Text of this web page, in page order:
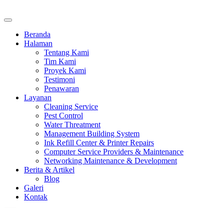
Beranda
Halaman
Tentang Kami
Tim Kami
Proyek Kami
Testimoni
Penawaran
Layanan
Cleaning Service
Pest Control
Water Threatment
Management Building System
Ink Refill Center & Printer Repairs
Computer Service Providers & Maintenance
Networking Maintenance & Development
Berita & Artikel
Blog
Galeri
Kontak